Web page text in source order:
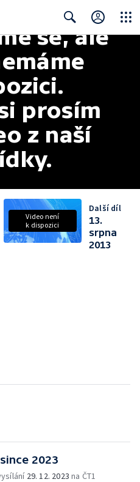
Search
se, ale
prosím
z naší
Video není
k dispozici
Další díl
13.
srpna
2013
2023
29. 12. 2023 na ČT1